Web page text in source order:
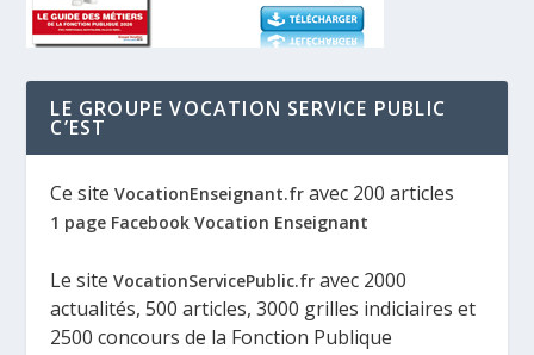
LE GROUPE VOCATION SERVICE PUBLIC
C’EST
Ce siteVocationEnseignant.fr avec 200 articles
1 page Facebook Vocation Enseignant
Le siteVocationServicePublic.fr avec 2000
actualités, 500 articles, 3000 grilles indiciaires et
2500 concours de la Fonction Publique